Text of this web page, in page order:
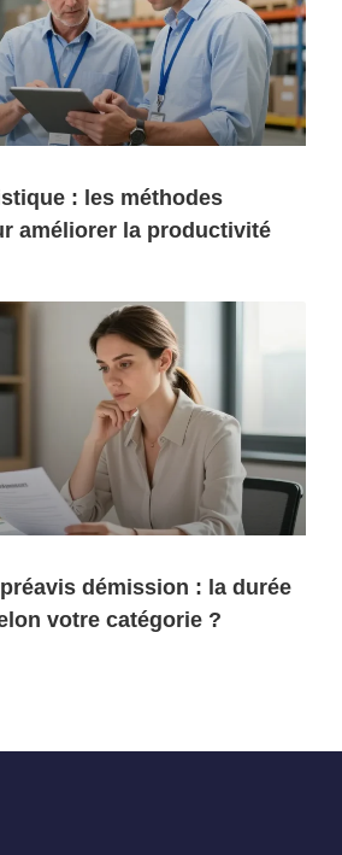
: les méthodes
améliorer la productivité
démission : la durée
votre catégorie ?